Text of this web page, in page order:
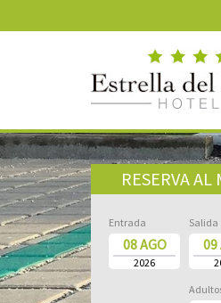
Pausar
RESERVA AL
Entrada
08 AGO
2026
Salida
09